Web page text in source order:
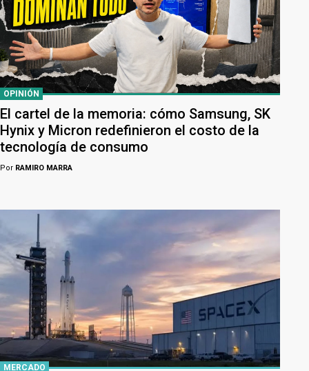
OPINIÓN
El cartel de la memoria: cómo Samsung, SK
Hynix y Micron redefinieron el costo de la
tecnología de consumo
Por RAMIRO MARRA
MERCADO